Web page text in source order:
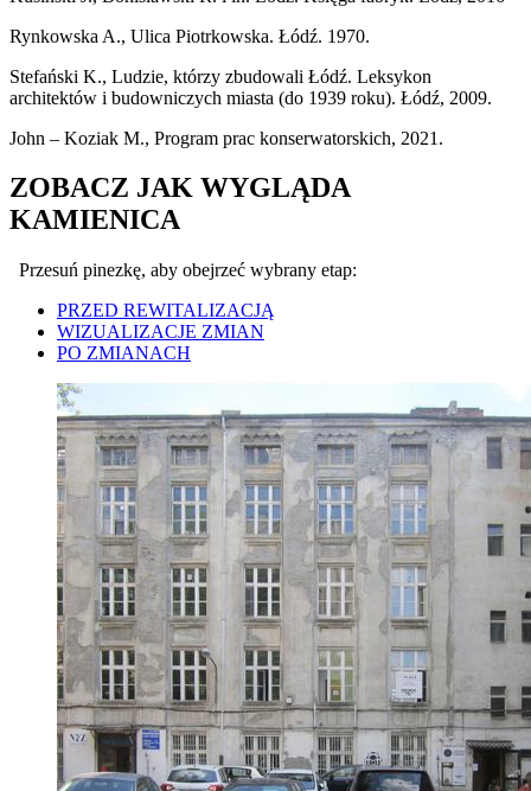
Rynkowska A., Ulica Piotrkowska. Łódź. 1970.
Stefański K., Ludzie, którzy zbudowali Łódź. Leksykon
architektów i budowniczych miasta (do 1939 roku). Łódź, 2009.
John – Koziak M., Program prac konserwatorskich, 2021.
ZOBACZ JAK WYGLĄDA
KAMIENICA
Przesuń pinezkę, aby obejrzeć wybrany etap:
PRZED REWITALIZACJĄ
WIZUALIZACJE ZMIAN
PO ZMIANACH